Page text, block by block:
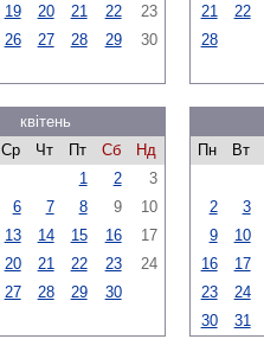
19 20 21 22
23
26 27 28 29
30
21
22
28
квітень
Ср Чт Пт Сб
Нд
1
2
3
6 7 8 9
10
13 14 15 16
17
20 21 22 23
24
27 28 29 30
Пн
Вт
2
3
9
10
16
17
23
24
30
31